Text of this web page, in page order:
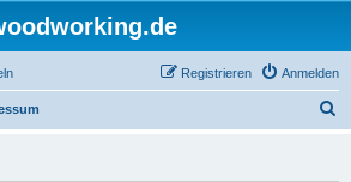
Anmelden
Registrieren